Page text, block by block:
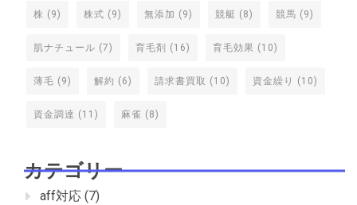
株 (9) 株式 (9) 無添加 (9) 競艇 (8) 競馬 (9)
肌ナチュール (7) 育毛剤 (16) 育毛効果 (10)
薄毛 (9) 解約 (6) 請求書買取 (10) 資金繰り (10)
資金調達 (11) 麻雀 (8)
カテゴリー
aff対応 (7)